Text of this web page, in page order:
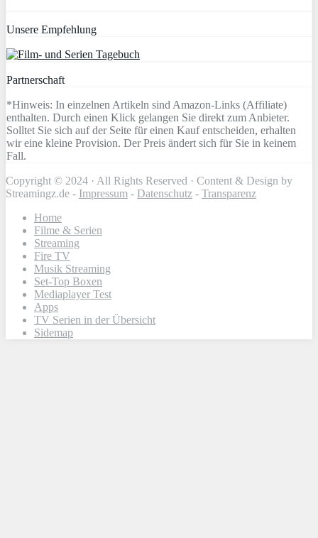
Unsere Empfehlung
Partnerschaft
*Hinweis: In einzelnen Artikeln sind Amazon-Links (Affiliate)
enthalten. Durch einen Klick gelangen Sie direkt zum Anbieter.
Solltet Sie sich auf der Seite für einen Kauf entscheiden, erhalten
wir eine kleine Provision. Der Preis ändert sich für Sie in keinem
Fall.
Copyright © 2024 · All Rights Reserved · Content & Design by
Streamingz.de - Impressum - Datenschutz - Transparenz
Home
Filme & Serien
Streaming
Fire TV
Musik Streaming
Set-Top Boxen
Mediaplayer Test
Apps
TV Serien in der Übersicht
Sidemap